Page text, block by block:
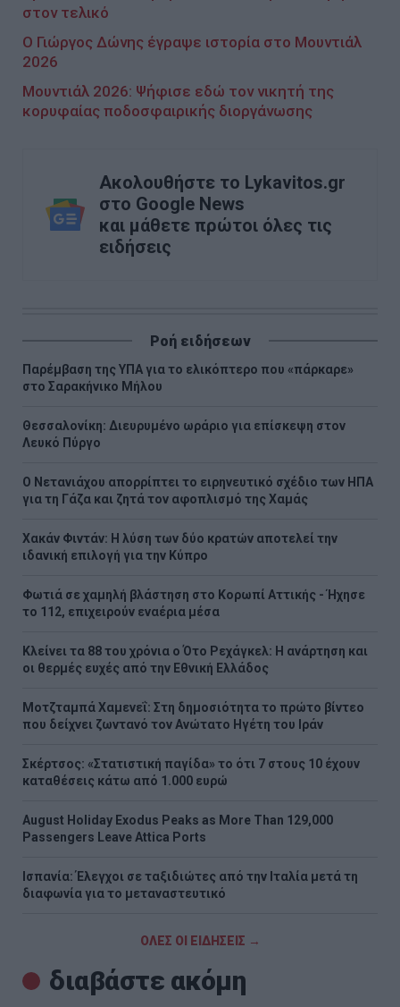
στον τελικό
Ο Γιώργος Δώνης έγραψε ιστορία στο Μουντιάλ
2026
Μουντιάλ 2026: Ψήφισε εδώ τον νικητή της
κορυφαίας ποδοσφαιρικής διοργάνωσης
Ακολουθήστε το Lykavitos.gr
στο Google News
και μάθετε πρώτοι όλες τις
ειδήσεις
Ροή ειδήσεων
Παρέμβαση της ΥΠΑ για το ελικόπτερο που «πάρκαρε»
στο Σαρακήνικο Μήλου
Θεσσαλονίκη: Διευρυμένο ωράριο για επίσκεψη στον
Λευκό Πύργο
Ο Νετανιάχου απορρίπτει το ειρηνευτικό σχέδιο των ΗΠΑ
για τη Γάζα και ζητά τον αφοπλισμό της Χαμάς
Χακάν Φιντάν: Η λύση των δύο κρατών αποτελεί την
ιδανική επιλογή για την Κύπρο
Φωτιά σε χαμηλή βλάστηση στο Κορωπί Αττικής - Ήχησε
το 112, επιχειρούν εναέρια μέσα
Κλείνει τα 88 του χρόνια ο Ότο Ρεχάγκελ: Η ανάρτηση και
οι θερμές ευχές από την Εθνική Ελλάδος
Μοτζταμπά Χαμενεΐ: Στη δημοσιότητα το πρώτο βίντεο
που δείχνει ζωντανό τον Ανώτατο Ηγέτη του Ιράν
Σκέρτσος: «Στατιστική παγίδα» το ότι 7 στους 10 έχουν
καταθέσεις κάτω από 1.000 ευρώ
August Holiday Exodus Peaks as More Than 129,000
Passengers Leave Attica Ports
Ισπανία: Έλεγχοι σε ταξιδιώτες από την Ιταλία μετά τη
διαφωνία για το μεταναστευτικό
ΟΛΕΣ ΟΙ ΕΙΔΗΣΕΙΣ →
διαβάστε ακόμη